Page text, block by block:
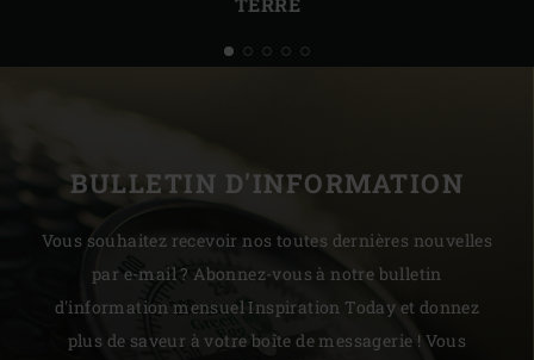
BULLETIN D'INFORMATION
Vous souhaitez recevoir nos toutes dernières nouvelles
par e-mail ? Abonnez-vous à notre bulletin
d'information mensuel Inspiration Today et donnez
plus de saveur à votre boîte de messagerie ! Vous